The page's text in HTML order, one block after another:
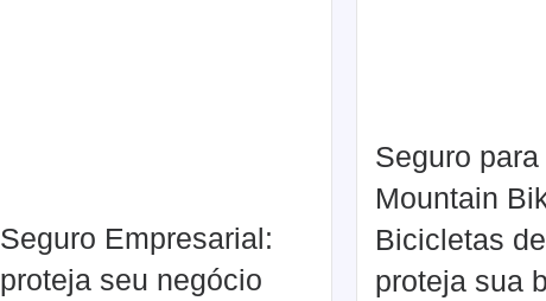
Seguro
Mountain
Bicicletas
proteja sua
Seguro Empresarial:
proteja seu negócio